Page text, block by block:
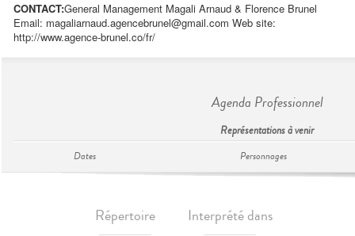
CONTACT:General Management Magali Arnaud & Florence Brunel
Email: magaliarnaud.agencebrunel@gmail.com Web site:
http://www.agence-brunel.co/fr/
Agenda Professionnel
Représentations à venir
Dates Personnages
Répertoire Interprété dans